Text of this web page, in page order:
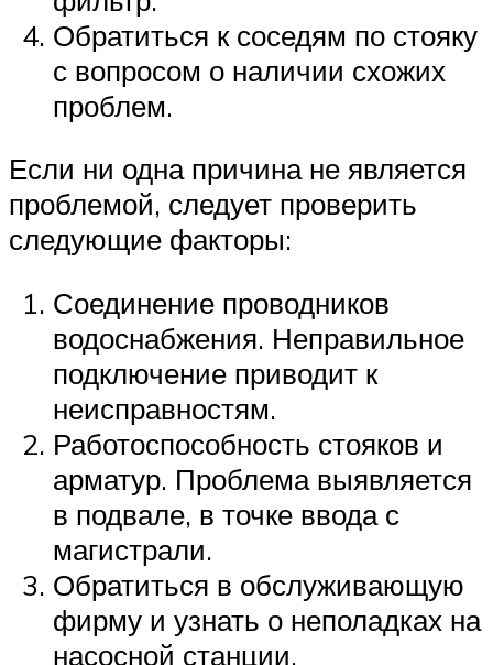
Обратиться к соседям по стояку
с вопросом о наличии схожих
проблем.
Если ни одна причина не является
проблемой, следует проверить
следующие факторы:
Соединение проводников
водоснабжения. Неправильное
подключение приводит к
неисправностям.
Работоспособность стояков и
арматур. Проблема выявляется
в подвале, в точке ввода с
магистрали.
Обратиться в обслуживающую
фирму и узнать о неполадках на
насосной станции.